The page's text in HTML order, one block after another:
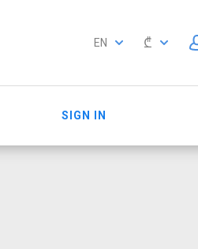
EN ₾
SIGN IN